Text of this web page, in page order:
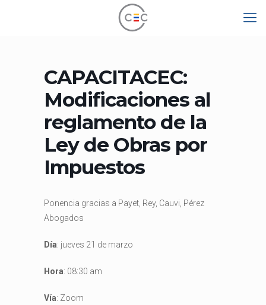
CAPACITACEC:
Modificaciones al
reglamento de la
Ley de Obras por
Impuestos
Ponencia gracias a Payet, Rey, Cauvi, Pérez
Abogados
Día: jueves 21 de marzo
Hora: 08:30 am
Vía: Zoom